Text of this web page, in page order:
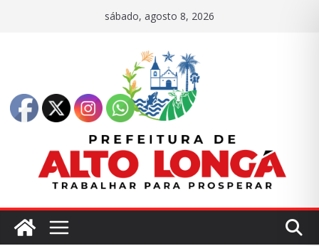
sábado, agosto 8, 2026